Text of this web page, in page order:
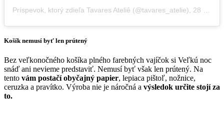
Príspevok, ktorý zdieľa Tavares Ateliê (@tavares_atelie) 28 Jan 2020 o 6:07 PST
Košík nemusí byť len prútený
Bez veľkonočného košíka plného farebných vajíčok si Veľkú noc
snáď ani nevieme predstaviť. Nemusí byť však len prútený. Na
tento vám postačí obyčajný papier, lepiaca pištoľ, nožnice,
ceruzka a pravítko. Výroba nie je náročná a výsledok určite stojí za
to.